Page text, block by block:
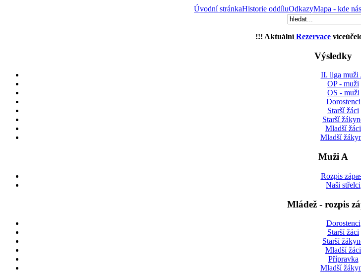
Úvodní stránkaHistorie oddíluOdkazyMapa - kde
!!! AktuálníRezervace
Výsledky
II. liga muži
OP - muži
OS - muži
Dorostenci
Starší žáci
Starší
Mladší žáci
Mladší
Muži A
Rozpis
Naši střelci
Mládež - rozpis
Dorostenci
Starší žáci
Starší
Mladší žáci
Přípravka
Mladší